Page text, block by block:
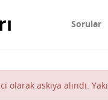
Sorular
olarak askıya alındı.